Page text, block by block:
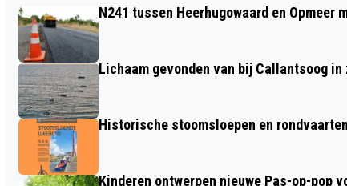
SPORTTERREIN IN NEDERLAND
N241 tussen Heerhugowaard en
Lichaam gevonden van bij Callantsoog
Historische stoomsloepen en
Kinderen ontwerpen nieuwe Pas-op-pop